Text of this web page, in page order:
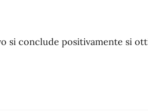
si conclude positivamente si